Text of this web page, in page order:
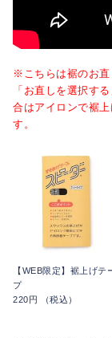
※こちらは裾のお直
「お直しを選択す
合はアイロンで裾
す。
【WEB限定】裾上げテ
プ
220円 （税込）